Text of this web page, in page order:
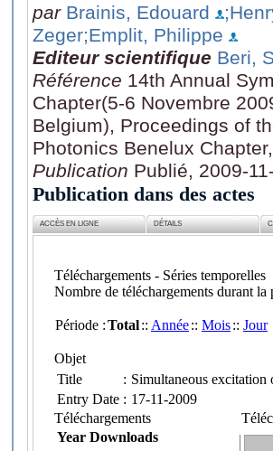
par Brainis, Edouard
Zeger;Emplit, Philippe
Editeur scientifique Beri,
Référence 14th Annual
Chapter(5-6 Novembre
Belgium), Proceedings of
Photonics Benelux
Publication Publié, 2009-
Publication dans des actes
ACCÈS EN LIGNE DÉTAILS